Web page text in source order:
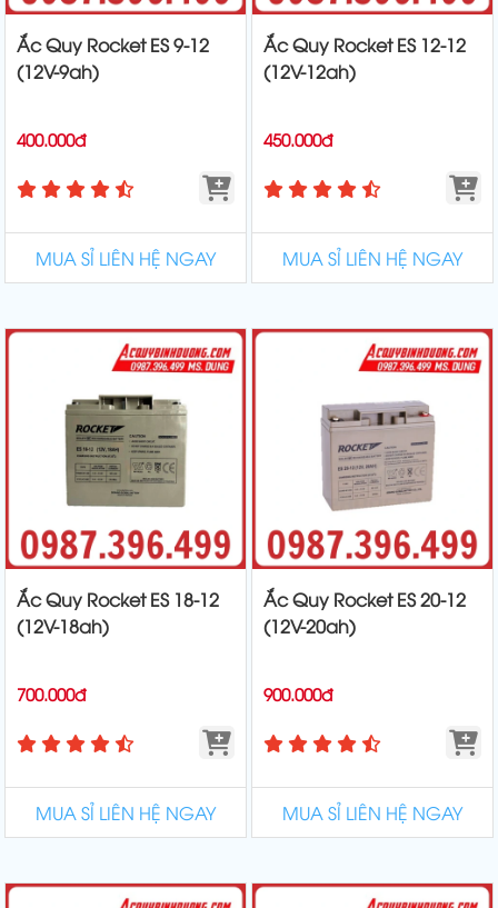
Ắc Quy Rocket ES 9-12
(12V-9ah)
400.000đ
MUA SỈ LIÊN HỆ NGAY
Ắc Quy Rocket ES 12-12
(12V-12ah)
450.000đ
MUA SỈ LIÊN HỆ NGAY
Ắc Quy Rocket ES 18-12
(12V-18ah)
700.000đ
MUA SỈ LIÊN HỆ NGAY
Ắc Quy Rocket ES 20-12
(12V-20ah)
900.000đ
MUA SỈ LIÊN HỆ NGAY